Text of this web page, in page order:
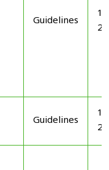
Guidelines
Guidelines